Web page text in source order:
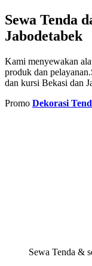
Sewa Tenda
Jabodetabek
Kami menyewakan
produk dan
dan kursi Bekasi dan
Promo Dekorasi
Sewa Tenda &